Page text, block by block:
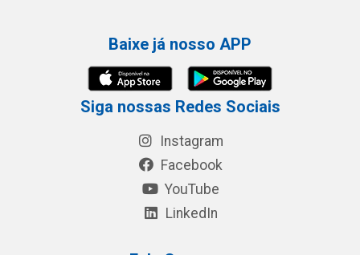
Baixe já nosso APP
Siga nossas Redes Sociais
Instagram
Facebook
YouTube
LinkedIn